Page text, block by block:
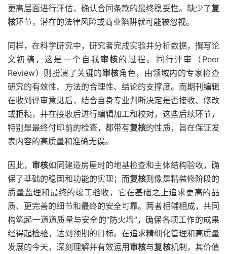
更高层面进行评估，确认合同条款的最终稳妥性。缺少了复
核环节，潜在的法律风险或商业陷阱就可能被忽视。
同样，在科学研究中，研究者完成实验并分析数据，撰写论
文初稿，这是一个自我审核的过程。同行评审（Peer
Review）则扮演了关键的审核角色，由领域内的专家检查
研究的有效性、方法的合理性、结论的支撑度。而期刊编辑
在收到评审意见后，结合自身专业判断决定是否接收、修改
或拒稿，并在接收后进行编辑加工和校对，这些后续环节，
特别是最终付印前的检查，都带有复核的性质，旨在保证发
表内容的高质量和准确无误。
因此， 审核如同建造房屋时的地基检查和主体结构验收，确
保了基础的稳固和功能的实现；而复核则像是精装修阶段的
质量监理和最终的竣工验收，它在基础之上追求更高的品
质、更完善的细节和最终的安全可靠。两者相辅相成，共同
构筑起一道道质量与安全的“防火墙”，确保各项工作的成果
经得起检验，达到预期的目标。在追求精细化管理和高质量
发展的今天，深刻理解并有效运用 审核与复核机制，其价值